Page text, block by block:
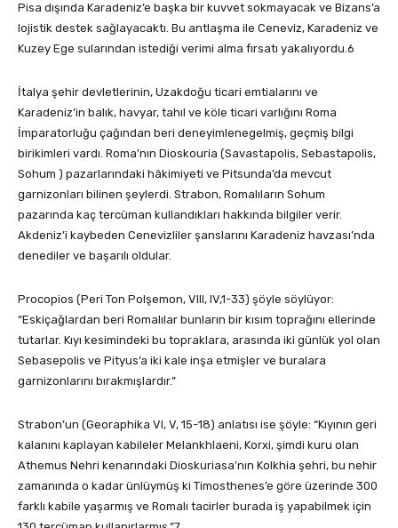
Pisa dışında Karadeniz’e başka bir kuvvet sokmayacak ve Bizans’a
lojistik destek sağlayacaktı. Bu antlaşma ile Ceneviz, Karadeniz ve
Kuzey Ege sularından istediği verimi alma fırsatı yakalıyordu.6
İtalya şehir devletlerinin, Uzakdoğu ticari emtialarını ve
Karadeniz’in balık, havyar, tahıl ve köle ticari varlığını Roma
İmparatorluğu çağından beri deneyimlenegelmiş, geçmiş bilgi
birikimleri vardı. Roma’nın Dioskouria (Savastapolis, Sebastapolis,
Sohum ) pazarlarındaki hâkimiyeti ve Pitsunda’da mevcut
garnizonları bilinen şeylerdi. Strabon, Romalıların Sohum
pazarında kaç tercüman kullandıkları hakkında bilgiler verir.
Akdeniz’i kaybeden Cenevizliler şanslarını Karadeniz havzası’nda
denediler ve başarılı oldular.
Procopios (Peri Ton Polşemon, VIII, IV,1-33) şöyle söylüyor:
“Eskiçağlardan beri Romalılar bunların bir kısım toprağını ellerinde
tutarlar. Kıyı kesimindeki bu topraklara, arasında iki günlük yol olan
Sebasepolis ve Pityus’a iki kale inşa etmişler ve buralara
garnizonlarını bırakmışlardır.”
Strabon’un (Georaphika VI, V, 15-18) anlatısı ise şöyle: “Kıyının geri
kalanını kaplayan kabileler Melankhlaeni, Korxi, şimdi kuru olan
Athemus Nehri kenarındaki Dioskuriasa’nın Kolkhia şehri, bu nehir
zamanında o kadar ünlüymüş ki Timosthenes’e göre üzerinde 300
farklı kabile yaşarmış ve Romalı tacirler burada iş yapabilmek için